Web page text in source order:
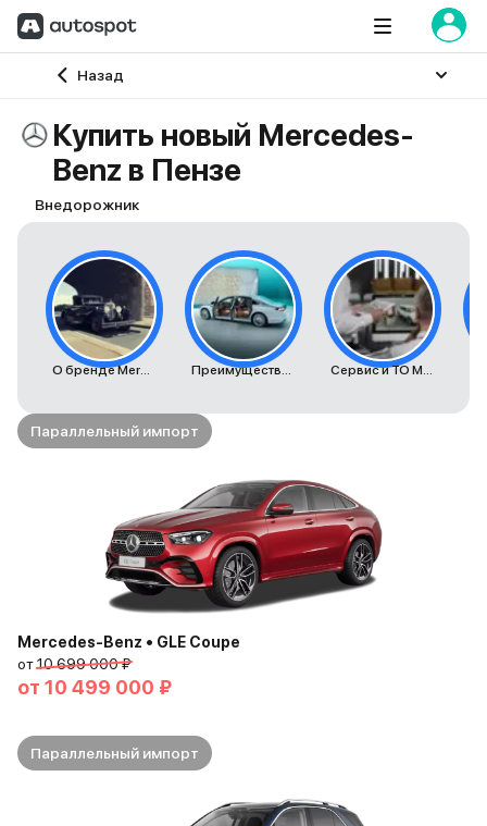
Назад
Главная
Купить новый Mercedes-
Benz в Пензе
Внедорожник
О бренде Mercedes-Benz Преимущества автомобилей Mercedes-Benz Сервис и ТО Mercedes-Benz
Параллельный импорт
Mercedes-Benz • GLE Coupe
от10 699 000 ₽
от 10 499 000 ₽
Параллельный импорт